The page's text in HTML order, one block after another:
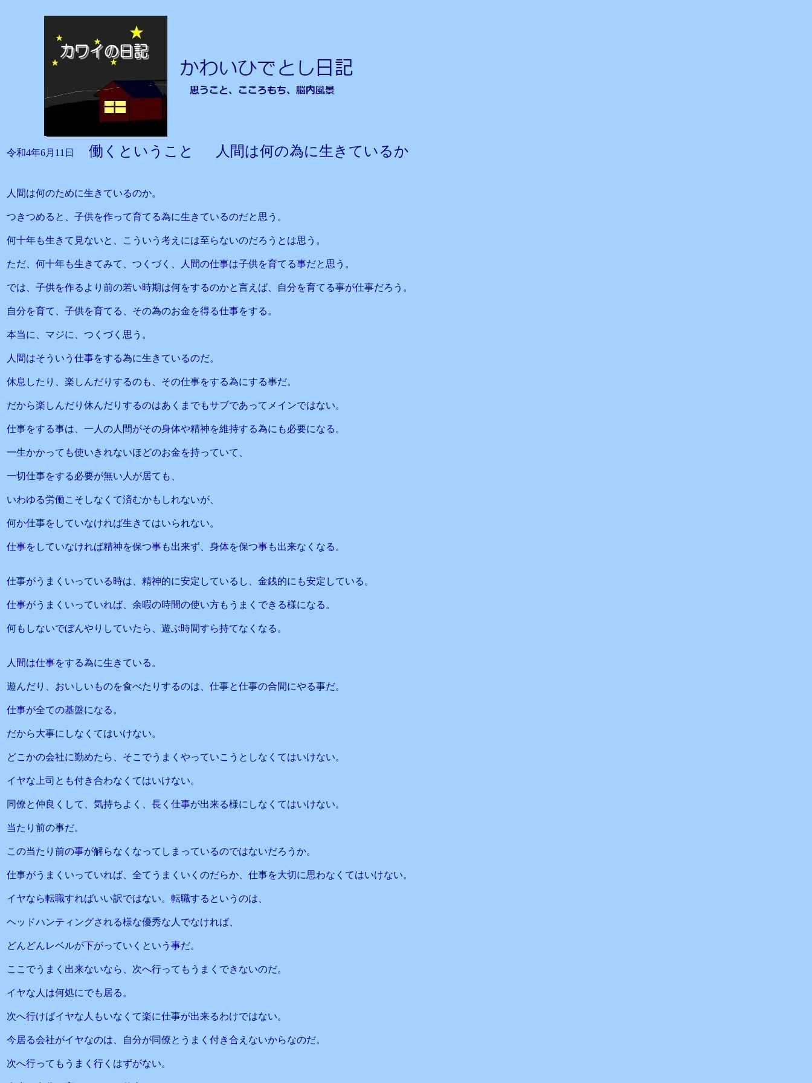
令和4年6月11日 働くということ 人間は何の為に生きているか
人間は何のために生きているのか。
つきつめると、子供を作って育てる為に生きているのだと思う。
何十年も生きて見ないと、こういう考えには至らないのだろうとは思う。
ただ、何十年も生きてみて、つくづく、人間の仕事は子供を育てる事だと思う。
では、子供を作るより前の若い時期は何をするのかと言えば、自分を育てる事が仕事だろう。
自分を育て、子供を育てる、その為のお金を得る仕事をする。
本当に、マジに、つくづく思う。
人間はそういう仕事をする為に生きているのだ。
休息したり、楽しんだりするのも、その仕事をする為にする事だ。
だから楽しんだり休んだりするのはあくまでもサブであってメインではない。
仕事をする事は、一人の人間がその身体や精神を維持する為にも必要になる。
一生かかっても使いきれないほどのお金を持っていて、
一切仕事をする必要が無い人が居ても、
いわゆる労働こそしなくて済むかもしれないが、
何か仕事をしていなければ生きてはいられない。
仕事をしていなければ精神を保つ事も出来ず、身体を保つ事も出来なくなる。
仕事がうまくいっている時は、精神的に安定しているし、金銭的にも安定している。
仕事がうまくいっていれば、余暇の時間の使い方もうまくできる様になる。
何もしないでぼんやりしていたら、遊ぶ時間すら持てなくなる。
人間は仕事をする為に生きている。
遊んだり、おいしいものを食べたりするのは、仕事と仕事の合間にやる事だ。
仕事が全ての基盤になる。
だから大事にしなくてはいけない。
どこかの会社に勤めたら、そこでうまくやっていこうとしなくてはいけない。
イヤな上司とも付き合わなくてはいけない。
同僚と仲良くして、気持ちよく、長く仕事が出来る様にしなくてはいけない。
当たり前の事だ。
この当たり前の事が解らなくなってしまっているのではないだろうか。
仕事がうまくいっていれば、全てうまくいくのだらか、仕事を大切に思わなくてはいけない。
イヤなら転職すればいい訳ではない。転職するというのは、
ヘッドハンティングされる様な優秀な人でなければ、
どんどんレベルが下がっていくという事だ。
ここでうまく出来ないなら、次へ行ってもうまくできないのだ。
イヤな人は何処にでも居る。
次へ行けばイヤな人もいなくて楽に仕事が出来るわけではない。
今居る会社がイヤなのは、自分が同僚とうまく付き合えないからなのだ。
次へ行ってもうまく行くはずがない。